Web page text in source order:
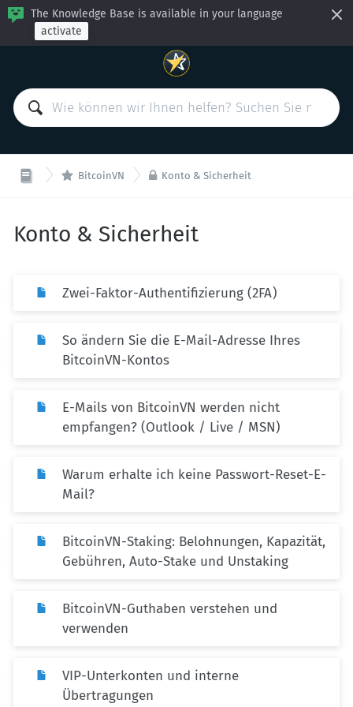
The Knowledge Base is available in your language
activate
 BitcoinVN  Konto & Sicherheit
Konto & Sicherheit
Zwei-Faktor-Authentifizierung (2FA)
So ändern Sie die E-Mail-Adresse Ihres
BitcoinVN-Kontos
E-Mails von BitcoinVN werden nicht
empfangen? (Outlook / Live / MSN)
Warum erhalte ich keine Passwort-Reset-E-
Mail?
BitcoinVN-Staking: Belohnungen, Kapazität,
Gebühren, Auto-Stake und Unstaking
BitcoinVN-Guthaben verstehen und
verwenden
VIP-Unterkonten und interne
Übertragungen